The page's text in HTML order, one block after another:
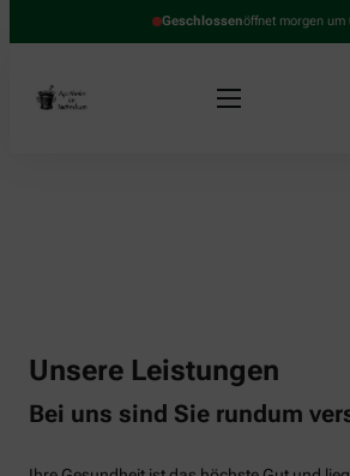
Geschlossenöffnet morgen um
Unsere Leistungen
Bei uns sind Sie rundum